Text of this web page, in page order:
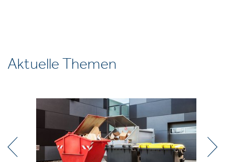
Aktuelle Themen